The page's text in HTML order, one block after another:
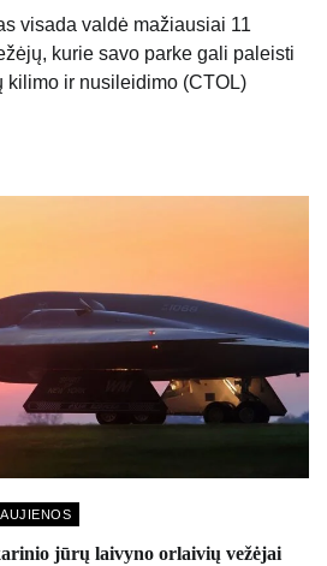
visada valdė mažiausiai 11
kurie savo parke gali paleisti
kilimo ir nusileidimo (CTOL)
jūrų laivyno orlaivių vežėjai